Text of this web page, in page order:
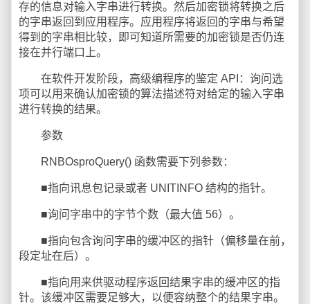
存的信息对输入字串进行转换。然后加密锁将转换之后
的字串返回到应用程序。应用程序将返回的字串与希望
得到的字串相比较，即可知道所需要的加密锁是否仍连
接在并行端口上。
在软件开发阶段，高级编程序的鉴定 API：询问选
项可以用来确认加密锁的算法描述符对给定的输入字串
进行转换的结果。
参数
RNBOsproQuery() 函数需要下列参数：
■指向讯息包记录或者 UNITINFO 结构的指针。
■询问字串中的字节个数（最大值 56）。
■指向包含询问字串的缓冲区的指针（偏移量在前，
段定址在后）。
■指向用来供驱动程序返回结果字串的缓冲区的指
针。该缓冲区需要足够大，以便容纳整个的结果字串。